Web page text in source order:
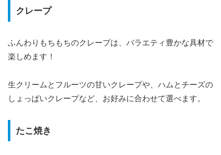
クレープ
ふんわりもちもちのクレープは、バラエティ豊かな具材で
楽しめます！
生クリームとフルーツの甘いクレープや、ハムとチーズの
しょっぱいクレープなど、お好みに合わせて選べます。
たこ焼き